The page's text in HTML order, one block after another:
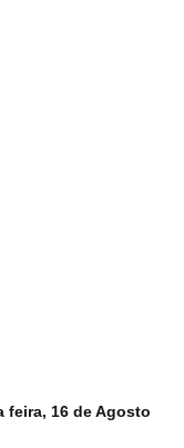
feira, 16 de Agosto